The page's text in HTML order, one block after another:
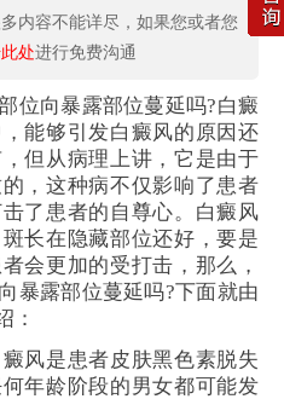
内容不能详尽，如果您或者您
处进行免费沟通
向暴露部位蔓延吗?白癜
能够引发白癜风的原因还
但从病理上讲，它是由于
，这种病不仅影响了患者
了患者的自尊心。白癜风
长在隐藏部位还好，要是
会更加的受打击，那么，
暴露部位蔓延吗?下面就由
：
是患者皮肤黑色素脱失
年龄阶段的男女都可能发